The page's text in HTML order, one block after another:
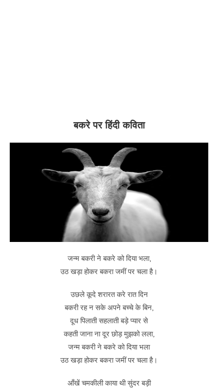
बकरे पर हिंदी कविता
जन्म बकरी ने बकरे को दिया भला,
उठ खड़ा होकर बकरा जमीं पर चला है।
उछले कूदे शरारत करे रात दिन
बकरी रह न सके अपने बच्चे के बिन,
दूध पिलाती सहलाती बड़े प्यार से
कहती जाना ना दूर छोड़ मुझको लला,
जन्म बकरी ने बकरे को दिया भला
उठ खड़ा होकर बकरा जमीं पर चला है।
आँखें चमकीली काया थी सुंदर बड़ी